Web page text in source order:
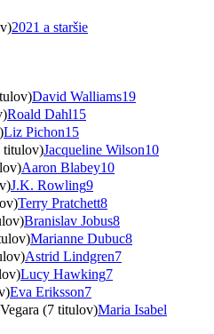
2021 a staršie
David Walliams19
Roald Dahl15
Liz Pichon15
titulov)Jacqueline Wilson10
Aaron Blabey10
J.K. Rowling9
Terry Pratchett8
Branislav Jobus8
Marianne Dubuc8
Astrid Lindgren7
Lucy Hawking7
Eva Eriksson7
(7 titulov)Maria Isabel